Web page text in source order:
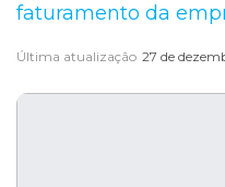
faturamento da
Última atualização 27 de